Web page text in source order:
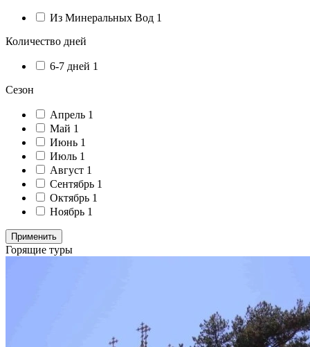
Из Минеральных Вод 1
Количество дней
6-7 дней 1
Сезон
Апрель 1
Май 1
Июнь 1
Июль 1
Август 1
Сентябрь 1
Октябрь 1
Ноябрь 1
Применить
Горящие туры